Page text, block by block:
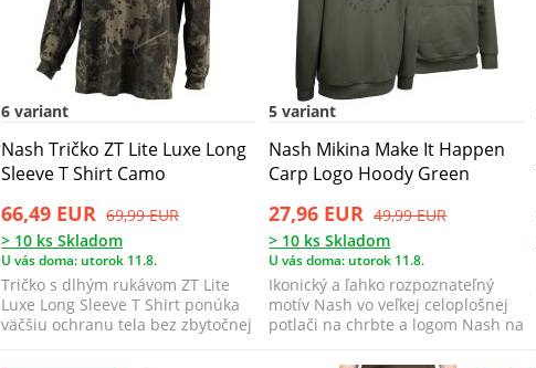
6 variant
Nash Tričko ZT Lite Luxe Long
Sleeve T Shirt Camo
66,49 EUR 69,99 EUR
> 10 ks Skladom
U vás doma: utorok 11.8.
Tričko s dlhým rukávom ZT Lite
Luxe Long Sleeve T Shirt ponúka
väčšiu ochranu tela bez zbytočnej
5 variant
Nash Mikina Make It Happen
Carp Logo Hoody Green
27,96 EUR 49,99 EUR
> 10 ks Skladom
U vás doma: utorok 11.8.
Ikonický a ľahko rozpoznateľný
motív Nash vo veľkej celoplošnej
potlači na chrbte a logom Nash na